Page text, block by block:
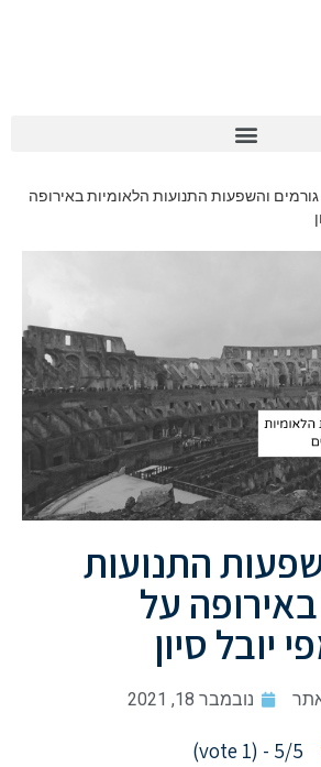
גורמים והשפעות התנועות הלאומיות באירופה
התנועות
על
יובל סיון
נובמבר 18, 2021
5/5 - (1 vote)